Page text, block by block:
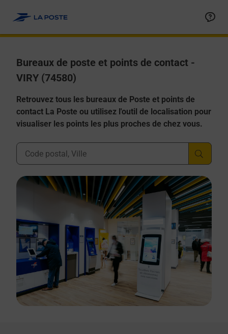
Bureaux de poste et points de contact -
VIRY (74580)
Retrouvez tous les bureaux de Poste et points de
contact La Poste ou utilisez l'outil de localisation pour
visualiser les points les plus proches de chez vous.
Ville, Département, Code Postal